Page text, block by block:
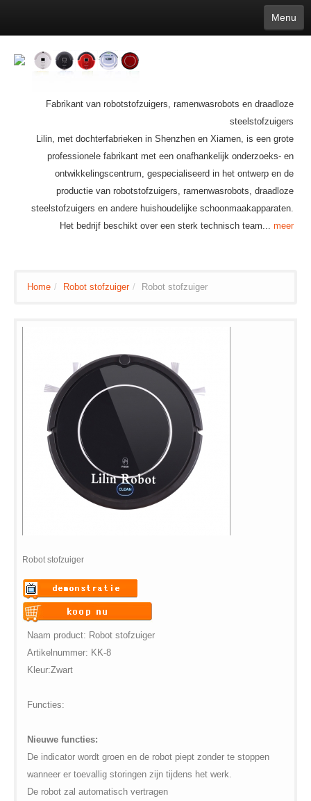
Menu
Deutsch
Português 日本語
Hrvatski Română Mongolian bāṅlā Norsk
Türkçe
Estonia
Bulgarian
Ukrainian Slovenčina
Fabrikant van robotstofzuigers, ramenwasrobots en draadloze
steelstofzuigers
Lilin, met dochterfabrieken in Shenzhen en Xiamen, is een grote
professionele fabrikant met een onafhankelijk onderzoeks- en
ontwikkelingscentrum, gespecialiseerd in het ontwerp en de
productie van robotstofzuigers, ramenwasrobots, draadloze
steelstofzuigers en andere huishoudelijke schoonmaakapparaten.
Het bedrijf beschikt over een sterk technisch team... meer
Home / Robot stofzuiger / Robot stofzuiger
Robot stofzuiger
Warning
: Undefined variable
$vii_demo_video_text in
/web/m.liectroux-
Warning
: Undefined variable
$vii_buy_now_text in
/web/m.liectroux-
on line
Naam product: Robot stofzuiger
Artikelnummer: KK-8
Kleur:Zwart
Functies:
Nieuwe functies:
De indicator wordt groen en de robot piept zonderte stoppen
wanneer er toevallig storingenzijn tijdens het werk.
De robot zal automatisch vertragen